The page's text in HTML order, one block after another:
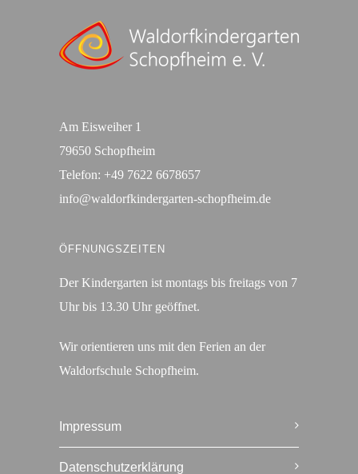
Am Eisweiher 1
79650 Schopfheim
Telefon: +49 7622 6678657
info@waldorfkindergarten-schopfheim.de
ÖFFNUNGSZEITEN
Der Kindergarten ist montags bis freitags von 7
Uhr bis 13.30 Uhr geöffnet.
Wir orientieren uns mit den Ferien an der
Waldorfschule Schopfheim.
Impressum
Datenschutzerklärung